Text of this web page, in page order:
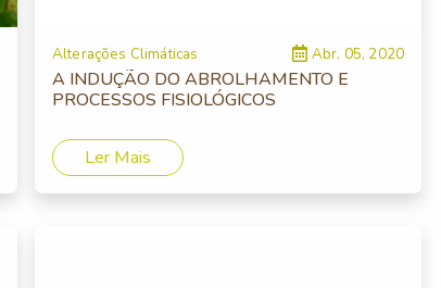
Alterações Climáticas Abr. 05, 2020
A INDUÇÃO DO ABROLHAMENTO E
PROCESSOS FISIOLÓGICOS
Ler Mais